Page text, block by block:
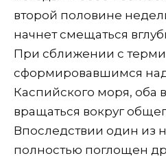
второй половине
начнет смещаться
При сближении с
сформировавшимся
Каспийского моря, оба
вращаться вокруг
Впоследствии один из
полностью поглощен